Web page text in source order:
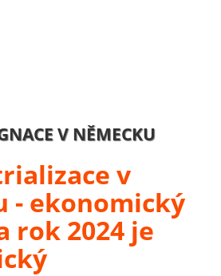
V NĚMECKU
v
- ekonomický
rok 2024 je